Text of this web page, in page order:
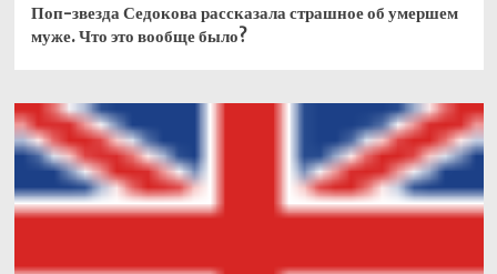
Поп-звезда Седокова рассказала страшное об умершем
муже. Что это вообще было?